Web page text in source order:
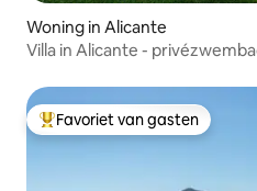
Woning in Alicante
Villa in Alicante -
Topfavoriet van gasten
Favoriet van gasten